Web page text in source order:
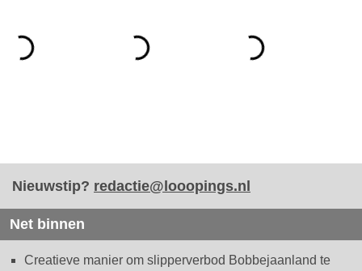
Nieuwstip? redactie@looopings.nl
Net binnen
Creatieve manier om slipperverbod Bobbejaanland te